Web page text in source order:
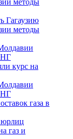
методы
методы
газа в